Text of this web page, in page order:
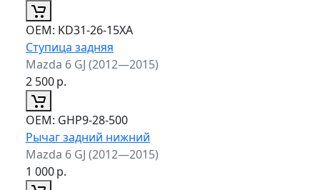
ОЕМ: KD31-26-15XA
Ступица задняя
Mazda 6 GJ (2012—2015)
2 500р.
ОЕМ: GHP9-28-500
Рычаг задний нижний
Mazda 6 GJ (2012—2015)
1 000р.